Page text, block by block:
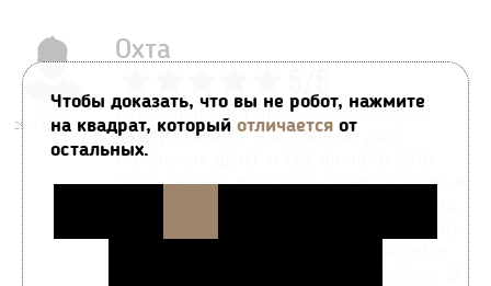
Егор
29.05.2017 18:13
Охта
/5
Автосалон Ohta просто находка для
нашей семьи. У нас с женой двое
маленьких денег и без личного авто
очень трудно развозить денег в садик и
Чтобы доказать, что вы не робот, нажмите
на квадрат, который отличается от
остальных.